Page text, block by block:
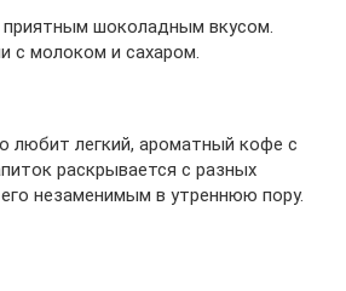
шоколадным вкусом.
с молоком и сахаром.
любит легкий, ароматный кофе с
раскрывается с разных
незаменимым в утреннюю пору.